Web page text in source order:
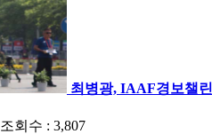
최병광, IAAF경보챌
조회수 : 3,807